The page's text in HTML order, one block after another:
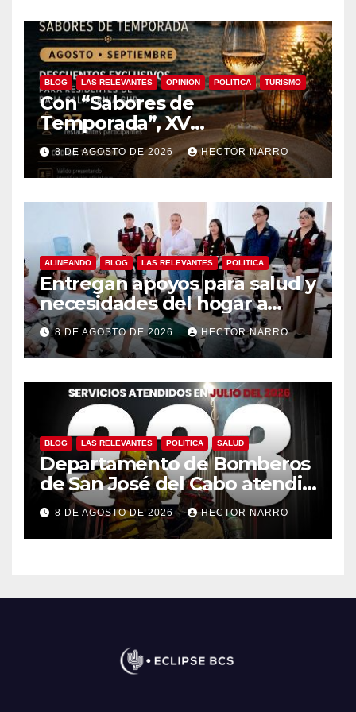
BLOG LAS RELEVANTES OPINION POLITICA TURISMO
Con “Sabores de
Temporada”, XV
Ayuntamiento de Los Cabos y
Canirac impulsan consumo
local con beneficios para
residentes de BCS
8 DE AGOSTO DE 2026 HECTOR NARRO
ALINEANDO BLOG LAS RELEVANTES POLITICA
Entregan apoyos para salud y
necesidades del hogar a
familias de Cabo San Lucas
8 DE AGOSTO DE 2026 HECTOR NARRO
BLOG LAS RELEVANTES POLITICA SALUD
Departamento de Bomberos
de San José del Cabo atendió
323 emergencias durante
julio
8 DE AGOSTO DE 2026 HECTOR NARRO